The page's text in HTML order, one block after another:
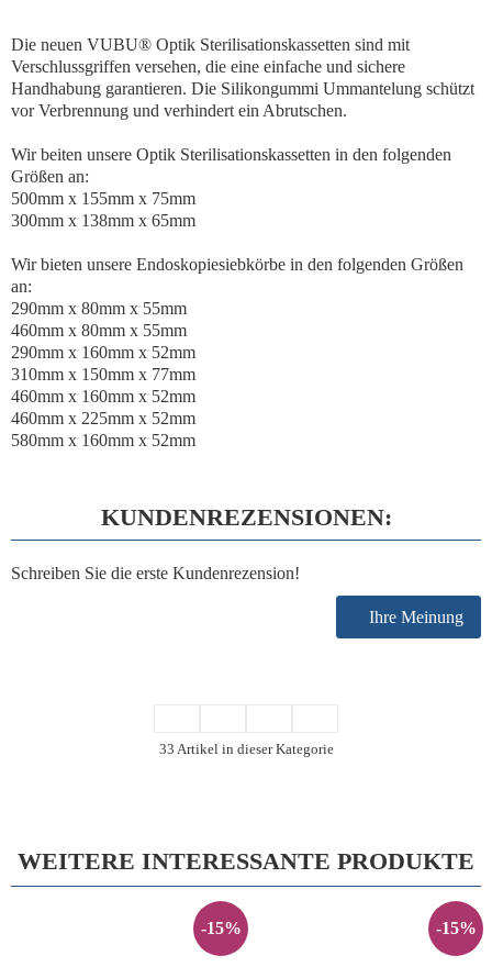
Die neuen VUBU® Optik Sterilisationskassetten sind mit
Verschlussgriffen versehen, die eine einfache und sichere
Handhabung garantieren. Die Silikongummi Ummantelung schützt
vor Verbrennung und verhindert ein Abrutschen.
Wir beiten unsere Optik Sterilisationskassetten in den folgenden
Größen an:
500mm x 155mm x 75mm
300mm x 138mm x 65mm
Wir bieten unsere Endoskopiesiebkörbe in den folgenden Größen
an:
290mm x 80mm x 55mm
460mm x 80mm x 55mm
290mm x 160mm x 52mm
310mm x 150mm x 77mm
460mm x 160mm x 52mm
460mm x 225mm x 52mm
580mm x 160mm x 52mm
KUNDENREZENSIONEN:
Schreiben Sie die erste Kundenrezension!
Ihre Meinung
33 Artikel in dieser Kategorie
WEITERE INTERESSANTE PRODUKTE
-15% -15%